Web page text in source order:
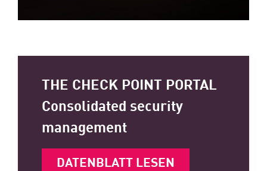
THE CHECK POINT PORTAL
Consolidated security
management
DATENBLATT LESEN